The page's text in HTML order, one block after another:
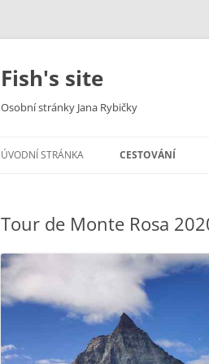
Fish's site
Osobní stránky Jana Rybičky
ÚVODNÍ STRÁNKA CESTOVÁNÍ
ROADTRIPY
CYKLOTREKY
Tour de Monte Rosa